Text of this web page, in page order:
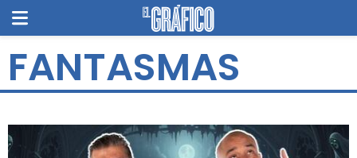
FANTASMAS